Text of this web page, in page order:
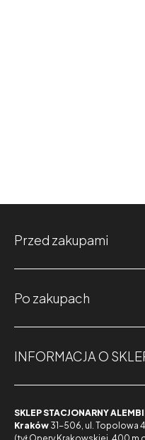
Przed zakupami
Po zakupach
INFORMACJA O
SKLEP STACJONARNY
Kraków 31-506, ul. Topolowa